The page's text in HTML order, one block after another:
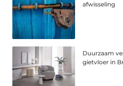
afwisseling
Duurzaam
gietvloer in